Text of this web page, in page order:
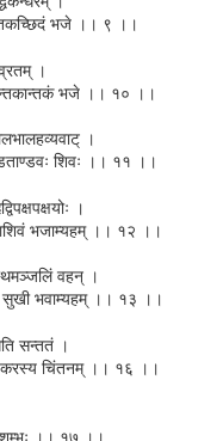
भजे ।। ९ ।।
।
भजे ।। १० ।।
।
शिवः ।। ११ ।।
।
भजाम्यहम् ।। १२ ।।
वहन् ।
सुखी भवाम्यहम् ।। १३ ।।
सन्ततं ।
चिंतनम् ।। १६ ।।
शम्भुः ।। १७ ।।